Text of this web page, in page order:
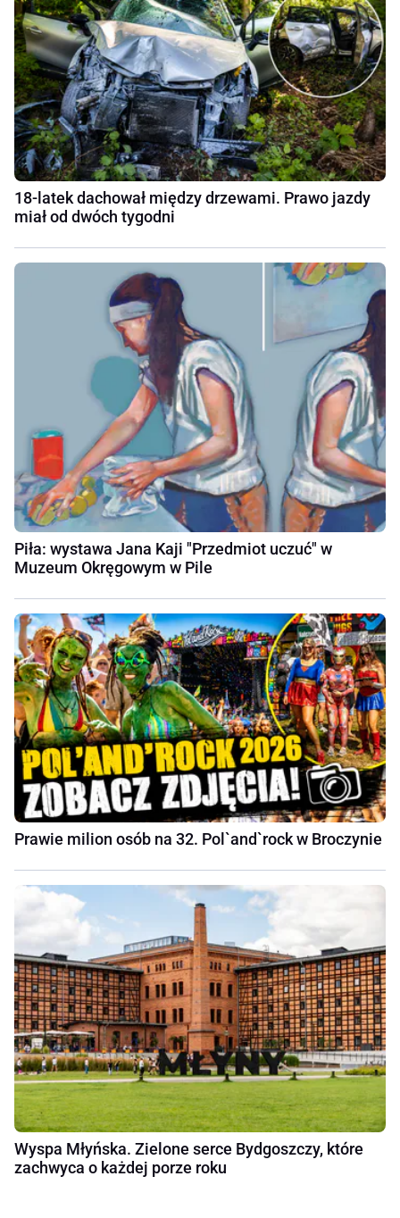
18-latek dachował między drzewami. Prawo jazdy
miał od dwóch tygodni
Piła: wystawa Jana Kaji "Przedmiot uczuć" w
Muzeum Okręgowym w Pile
Prawie milion osób na 32. Pol`and`rock w Broczynie
Wyspa Młyńska. Zielone serce Bydgoszczy, które
zachwyca o każdej porze roku